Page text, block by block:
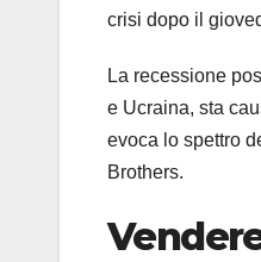
crisi dopo il
La recessione
e Ucraina, sta
evoca lo spettro
Brothers.